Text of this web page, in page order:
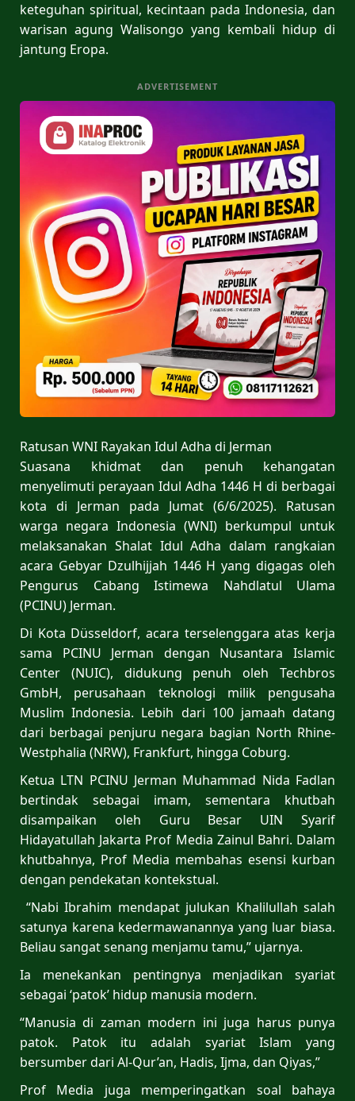
keteguhan spiritual, kecintaan pada Indonesia, dan
warisan agung Walisongo yang kembali hidup di
jantung Eropa.
ADVERTISEMENT
Ratusan WNI Rayakan Idul Adha di Jerman
Suasana khidmat dan penuh kehangatan
menyelimuti perayaan Idul Adha 1446 H di berbagai
kota di Jerman pada Jumat (6/6/2025). Ratusan
warga negara Indonesia (WNI) berkumpul untuk
melaksanakan Shalat Idul Adha dalam rangkaian
acara Gebyar Dzulhijjah 1446 H yang digagas oleh
Pengurus Cabang Istimewa Nahdlatul Ulama
(PCINU) Jerman.
Di Kota Düsseldorf, acara terselenggara atas kerja
sama PCINU Jerman dengan Nusantara Islamic
Center (NUIC), didukung penuh oleh Techbros
GmbH, perusahaan teknologi milik pengusaha
Muslim Indonesia. Lebih dari 100 jamaah datang
dari berbagai penjuru negara bagian North Rhine-
Westphalia (NRW), Frankfurt, hingga Coburg.
Ketua LTN PCINU Jerman Muhammad Nida Fadlan
bertindak sebagai imam, sementara khutbah
disampaikan oleh Guru Besar UIN Syarif
Hidayatullah Jakarta Prof Media Zainul Bahri. Dalam
khutbahnya, Prof Media membahas esensi kurban
dengan pendekatan kontekstual.
“Nabi Ibrahim mendapat julukan Khalilullah salah
satunya karena kedermawanannya yang luar biasa.
Beliau sangat senang menjamu tamu,” ujarnya.
Ia menekankan pentingnya menjadikan syariat
sebagai ‘patok’ hidup manusia modern.
“Manusia di zaman modern ini juga harus punya
patok. Patok itu adalah syariat Islam yang
bersumber dari Al-Qur’an, Hadis, Ijma, dan Qiyas,”
Prof Media juga memperingatkan soal bahaya